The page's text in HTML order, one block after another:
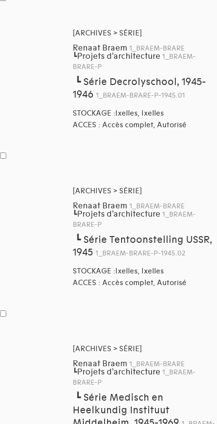
[ARCHIVES > SÉRIE]
Renaat Braem 1_BRAEM-BRARE
┗Projets d'architecture 1_BRAEM-
BRARE-P
┗ Série Decrolyschool, 1945-
1946 1_BRAEM-BRARE-P-1945.01
STOCKAGE :Ixelles, Ixelles
ACCES : Accès complet, Autorisé
[ARCHIVES > SÉRIE]
Renaat Braem 1_BRAEM-BRARE
┗Projets d'architecture 1_BRAEM-
BRARE-P
┗ Série Tentoonstelling USSR,
1945 1_BRAEM-BRARE-P-1945.02
STOCKAGE :Ixelles, Ixelles
ACCES : Accès complet, Autorisé
[ARCHIVES > SÉRIE]
Renaat Braem 1_BRAEM-BRARE
┗Projets d'architecture 1_BRAEM-
BRARE-P
┗ Série Medisch en
Heelkundig Instituut